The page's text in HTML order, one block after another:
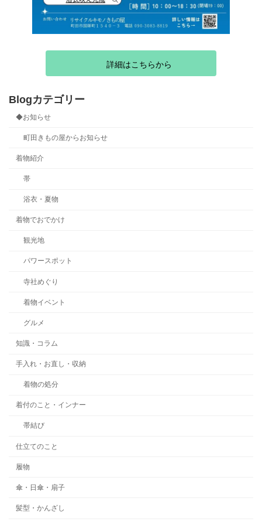
詳細はこちらから
Blogカテゴリー
◆お知らせ
町田きもの屋からお知らせ
着物紹介
帯
浴衣・夏物
着物でおでかけ
観光地
パワースポット
寺社めぐり
着物イベント
グルメ
知識・コラム
手入れ・お直し・収納
着物の処分
着付のこと・インナー
帯結び
仕立てのこと
履物
傘・日傘・扇子
髪型・かんざし